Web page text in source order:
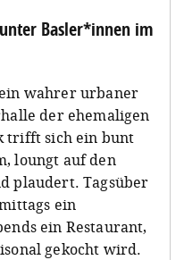
Basler*innen im
wahrer urbaner
der ehemaligen
trifft sich ein bunt
loungt auf den
plaudert. Tagsüber
ein
ein Restaurant,
gekocht wird.